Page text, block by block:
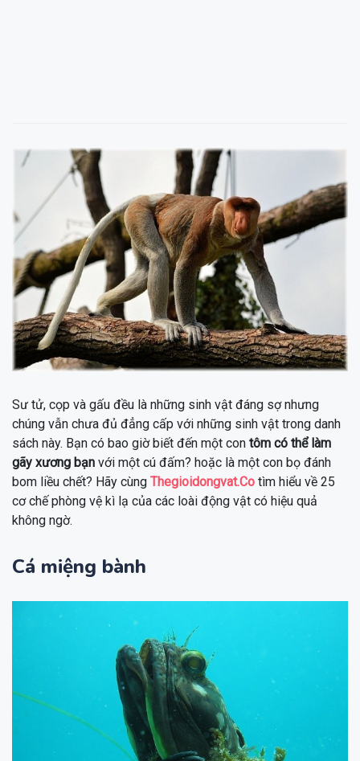
Sư tử, cọp và gấu đều là những sinh vật đáng sợ nhưng
chúng vẫn chưa đủ đẳng cấp với những sinh vật trong danh
sách này. Bạn có bao giờ biết đến một con tôm có thể làm
gãy xương bạn với một cú đấm? hoặc là một con bọ đánh
bom liều chết? Hãy cùng Thegioidongvat.Co tìm hiểu về 25
cơ chế phòng vệ kì lạ của các loài động vật có hiệu quả
không ngờ.
Cá miệng bành